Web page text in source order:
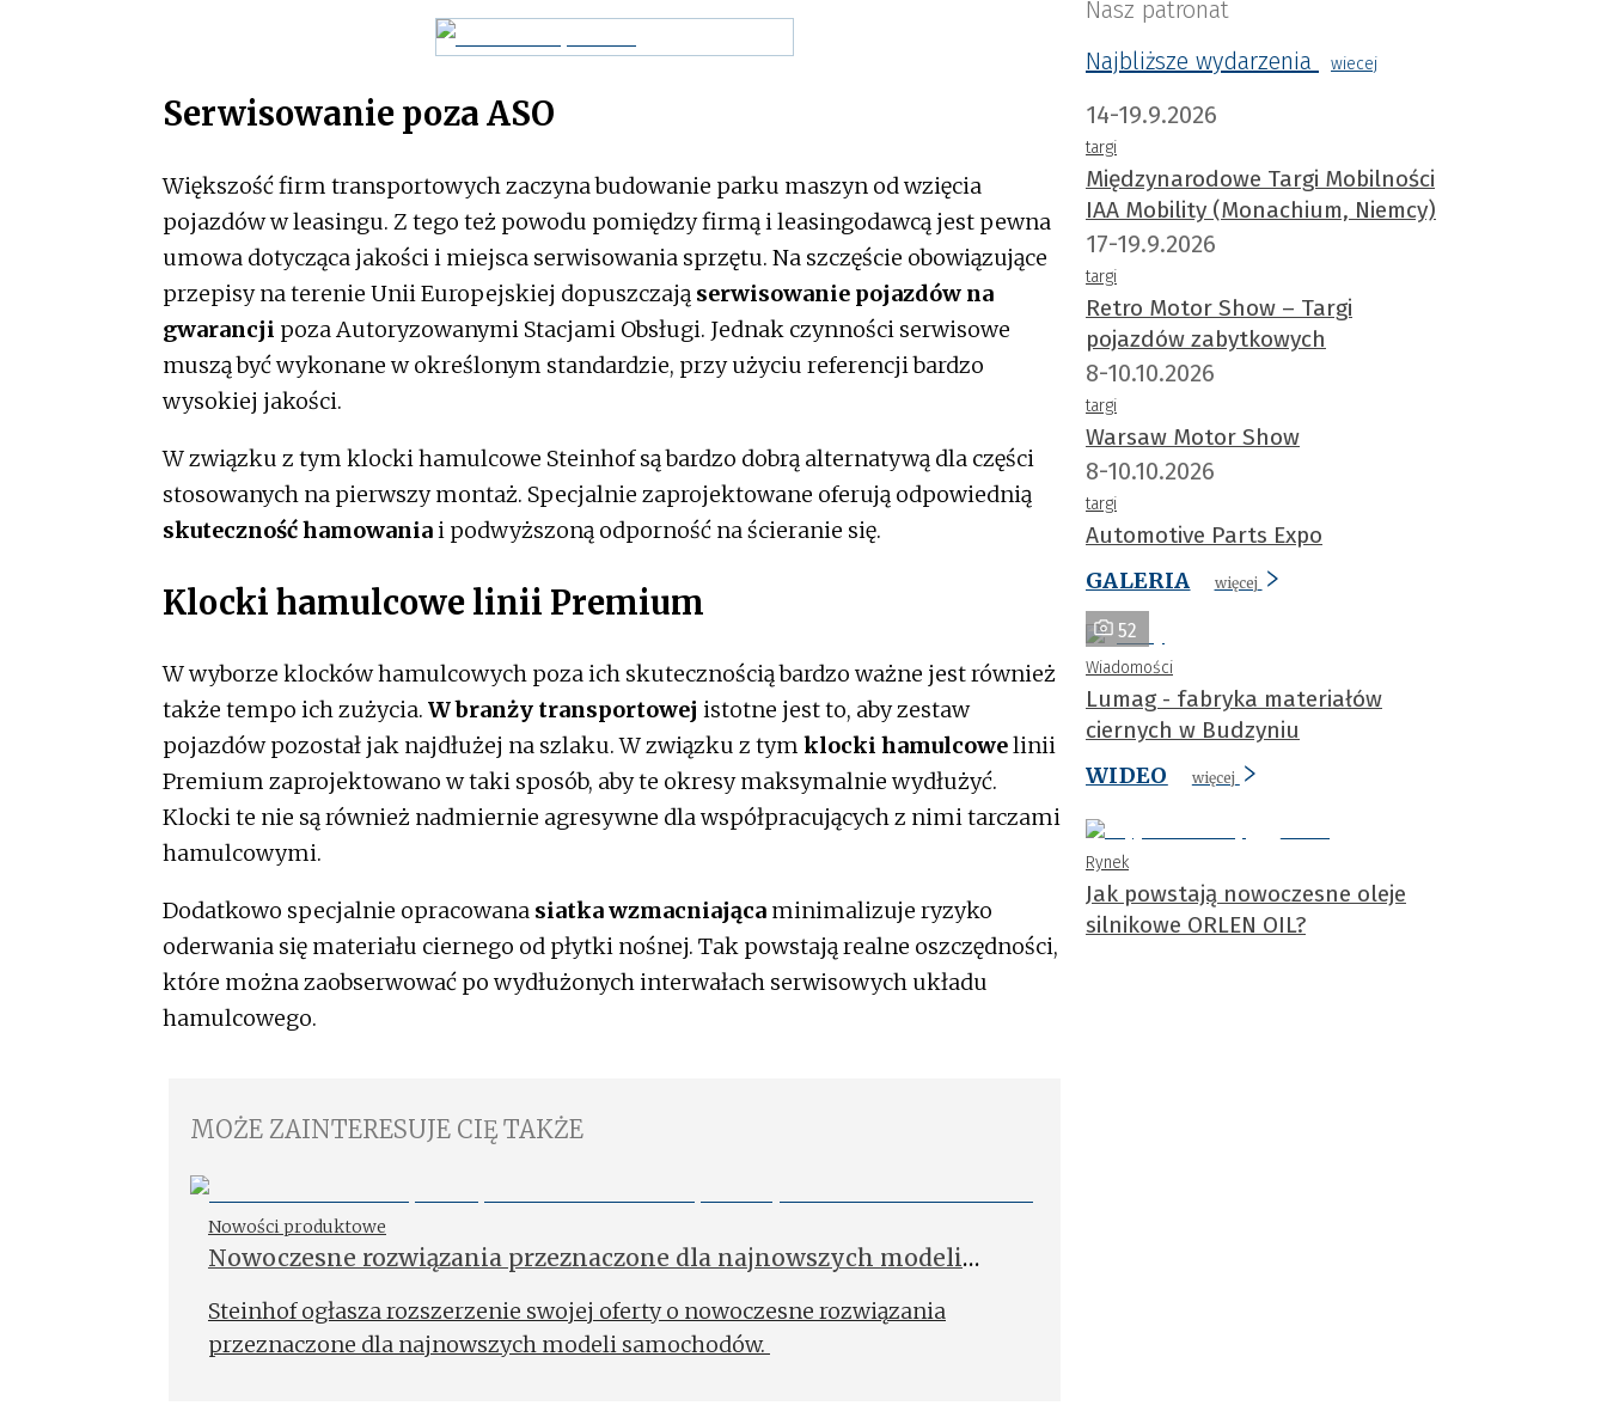
Serwisowanie poza ASO
Większość firm transportowych zaczyna budowanie parku maszyn od wzięcia
pojazdów w leasingu. Z tego też powodu pomiędzy firmą i leasingodawcą jest pewna
umowa dotycząca jakości i miejsca serwisowania sprzętu. Na szczęście obowiązujące
przepisy na terenie Unii Europejskiej dopuszczają serwisowanie pojazdów na
gwarancji poza Autoryzowanymi Stacjami Obsługi. Jednak czynności serwisowe
muszą być wykonane w określonym standardzie, przy użyciu referencji bardzo
wysokiej jakości.
W związku z tym klocki hamulcowe Steinhof są bardzo dobrą alternatywą dla części
stosowanych na pierwszy montaż. Specjalnie zaprojektowane oferują odpowiednią
skuteczność hamowania i podwyższoną odporność na ścieranie się.
Klocki hamulcowe linii Premium
W wyborze klocków hamulcowych poza ich skutecznością bardzo ważne jest również
także tempo ich zużycia. W branży transportowej istotne jest to, aby zestaw
pojazdów pozostał jak najdłużej na szlaku. W związku z tym klocki hamulcowelinii
Premium zaprojektowano w taki sposób, aby te okresy maksymalnie wydłużyć.
Klocki te nie są również nadmiernie agresywne dla współpracujących z nimi tarczami
hamulcowymi.
Dodatkowo specjalnie opracowana siatka wzmacniająca minimalizuje ryzyko
oderwania się materiału ciernego od płytki nośnej. Tak powstają realne oszczędności,
które można zaobserwować po wydłużonych interwałach serwisowych układu
hamulcowego.
MOŻE ZAINTERESUJE CIĘ TAKŻE
Nowości produktowe
Nowoczesne rozwiązania przeznaczone dla najnowszych modeli
Steinhof ogłasza rozszerzenie swojej oferty o nowoczesne rozwiązania
przeznaczone dla najnowszych modeli samochodów.
Nasz patronat
Najbliższe wydarzenia
wiecej
14-19.9.2026
targi
Międzynarodowe Targi Mobilności
IAA Mobility (Monachium, Niemcy)
17-19.9.2026
targi
Retro Motor Show – Targi
pojazdów zabytkowych
8-10.10.2026
targi
Warsaw Motor Show
8-10.10.2026
targi
Automotive Parts Expo
GALERIA
więcej
52
Wiadomości
Lumag - fabryka materiałów
ciernych w Budzyniu
WIDEO
więcej
Rynek
Jak powstają nowoczesne oleje
silnikowe ORLEN OIL?